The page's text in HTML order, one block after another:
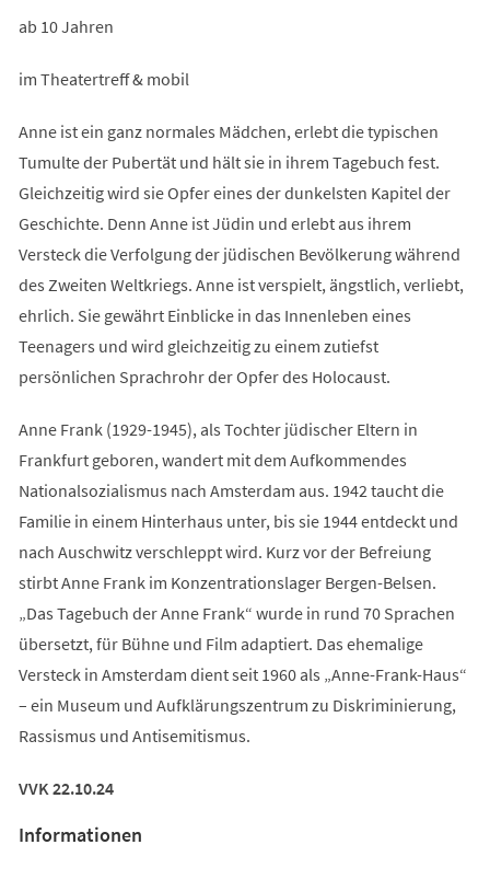
ab 10 Jahren
im Theatertreff & mobil
Anne ist ein ganz normales Mädchen, erlebt die typischen
Tumulte der Pubertät und hält sie in ihrem Tagebuch fest.
Gleichzeitig wird sie Opfer eines der dunkelsten Kapitel der
Geschichte. Denn Anne ist Jüdin und erlebt aus ihrem
Versteck die Verfolgung der jüdischen Bevölkerung während
des Zweiten Weltkriegs. Anne ist verspielt, ängstlich, verliebt,
ehrlich. Sie gewährt Einblicke in das Innenleben eines
Teenagers und wird gleichzeitig zu einem zutiefst
persönlichen Sprachrohr der Opfer des Holocaust.
Anne Frank (1929-1945), als Tochter jüdischer Eltern in
Frankfurt geboren, wandert mit dem Aufkommendes
Nationalsozialismus nach Amsterdam aus. 1942 taucht die
Familie in einem Hinterhaus unter, bis sie 1944 entdeckt und
nach Auschwitz verschleppt wird. Kurz vor der Befreiung
stirbt Anne Frank im Konzentrationslager Bergen-Belsen.
„Das Tagebuch der Anne Frank“ wurde in rund 70 Sprachen
übersetzt, für Bühne und Film adaptiert. Das ehemalige
Versteck in Amsterdam dient seit 1960 als „Anne-Frank-Haus“
– ein Museum und Aufklärungszentrum zu Diskriminierung,
Rassismus und Antisemitismus.
VVK 22.10.24
Informationen